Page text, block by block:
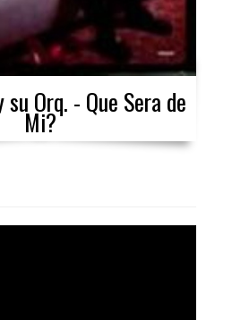
Orq. - Que Sera de
Mi?